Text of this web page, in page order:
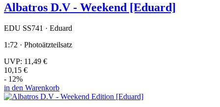
Albatros D.V - Weekend [Eduard]
EDU SS741 · Eduard
1:72 · Photoätzteilsatz
UVP: 11,49 €
10,15 €
- 12%
in den Warenkorb